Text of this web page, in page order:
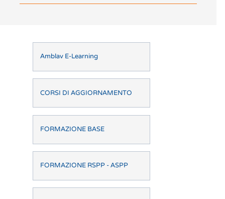
Amblav E-Learning
CORSI DI AGGIORNAMENTO
FORMAZIONE BASE
FORMAZIONE RSPP - ASPP